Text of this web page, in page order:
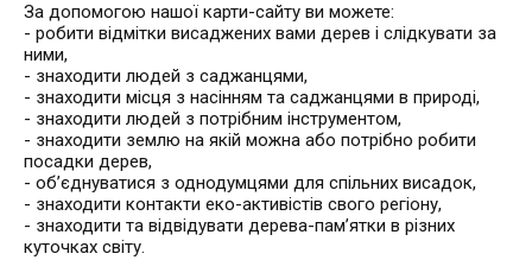
За допомогою нашої карти-сайту ви можете:
- робити відмітки висаджених вами дерев і слідкувати за
ними,
- знаходити людей з саджанцями,
- знаходити місця з насінням та саджанцями в природі,
- знаходити людей з потрібним інструментом,
- знаходити землю на якій можна або потрібно робити
посадки дерев,
- об’єднуватися з однодумцями для спільних висадок,
- знаходити контакти еко-активістів свого регіону,
- знаходити та відвідувати дерева-пам’ятки в різних
куточках світу.